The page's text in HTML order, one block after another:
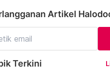
Artikel
Terkini